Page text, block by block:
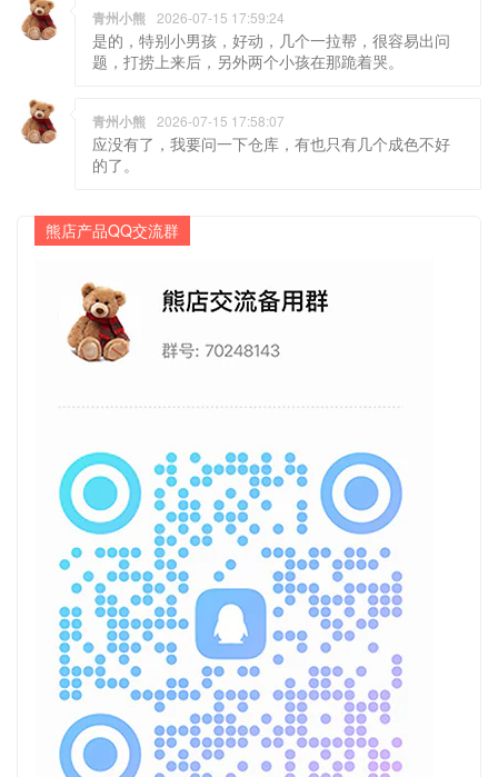
青州小熊 2026-07-15 17:59:24
是的，特别小男孩，好动，几个一拉帮，很容易出问
题，打捞上来后，另外两个小孩在那跪着哭。
青州小熊 2026-07-15 17:58:07
应没有了，我要问一下仓库，有也只有几个成色不好
的了。
熊店产品QQ交流群